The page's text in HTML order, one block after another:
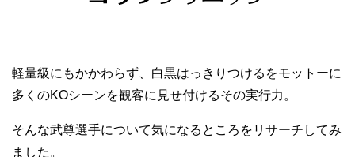
軽量級にもかかわらず、白黒はっきりつけるをモットーに
多くのKOシーンを観客に見せ付けるその実行力。
そんな武尊選手について気になるところをリサーチしてみ
ました。